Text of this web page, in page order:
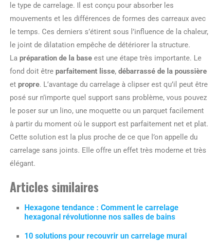
le type de carrelage. Il est conçu pour absorber les
mouvements et les différences de formes des carreaux avec
le temps. Ces derniers s’étirent sous l’influence de la chaleur,
le joint de dilatation empêche de détériorer la structure.
La préparation de la base est une étape très importante. Le
fond doit être parfaitement lisse, débarrassé de la poussière
et propre. L’avantage du carrelage à clipser est qu’il peut être
posé sur n’importe quel support sans problème, vous pouvez
le poser sur un lino, une moquette ou un parquet facilement
à partir du moment où le support est parfaitement net et plat.
Cette solution est la plus proche de ce que l’on appelle du
carrelage sans joints. Elle offre un effet très moderne et très
élégant.
Articles similaires
Hexagone tendance : Comment le carrelage
hexagonal révolutionne nos salles de bains
10 solutions pour recouvrir un carrelage mural